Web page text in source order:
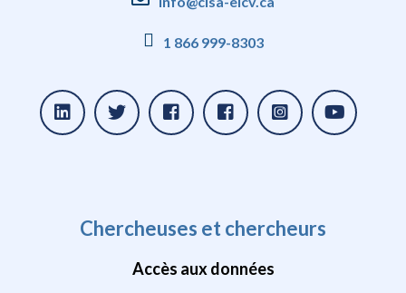
1 866 999-8303
Chercheuses et chercheurs
Accès aux données